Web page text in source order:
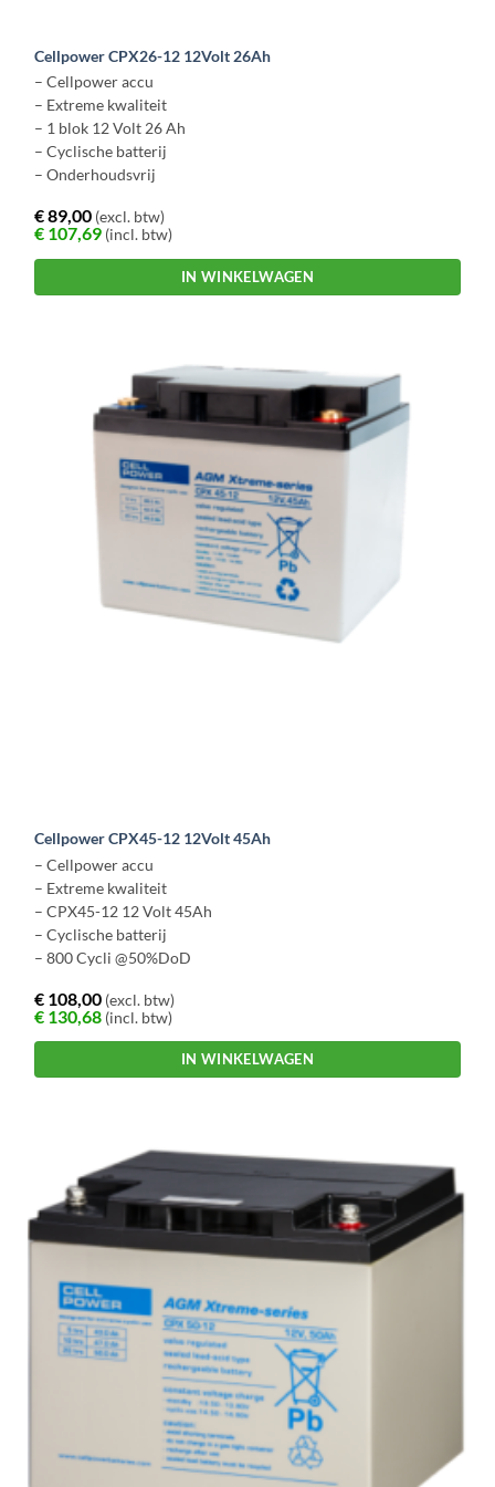
Cellpower CPX26-12 12Volt 26Ah
– Cellpower accu
– Extreme kwaliteit
– 1 blok 12 Volt 26 Ah
– Cyclische batterij
– Onderhoudsvrij
€89,00 (excl. btw)
€ 107,69 (incl. btw)
IN WINKELWAGEN
Cellpower CPX45-12 12Volt 45Ah
– Cellpower accu
– Extreme kwaliteit
– CPX45-12 12 Volt 45Ah
– Cyclische batterij
– 800 Cycli @50%DoD
€ 108,00 (excl. btw)
€ 130,68 (incl. btw)
IN WINKELWAGEN